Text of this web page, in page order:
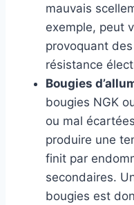
mauvais
exemple, peut
provoquant
résistance
Bougies
bougies NGK
ou mal
produire une
finit par
secondaires.
bougies est